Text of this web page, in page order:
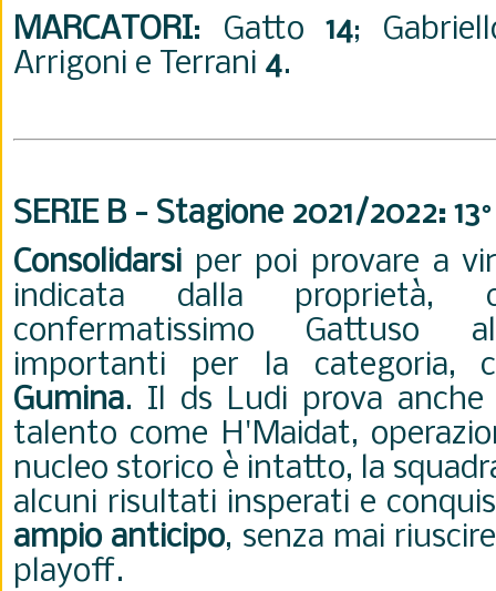
MARCATORI: Gatto14;
Arrigoni e Terrani 4.
SERIE B - Stagione 2021/2022:
Consolidarsi per poi provare a
indicata dalla proprietà,
confermatissimo Gattuso
importanti per la categoria,
Gumina. Il ds Ludi prova anche
talento come H'Maidat,
nucleo storico è intatto, la
alcuni risultati insperati e
ampio anticipo, senza mai
playoff.